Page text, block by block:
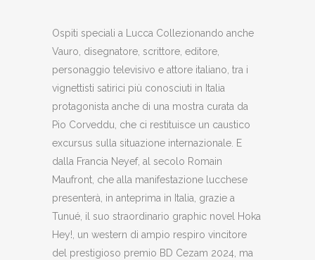
Ospiti speciali a Lucca Collezionando anche
Vauro, disegnatore, scrittore, editore,
personaggio televisivo e attore italiano, tra i
vignettisti satirici più conosciuti in Italia
protagonista anche di una mostra curata da
Pio Corveddu, che ci restituisce un caustico
excursus sulla situazione internazionale. E
dalla Francia Neyef, al secolo Romain
Maufront, che alla manifestazione lucchese
presenterà, in anteprima in Italia, grazie a
Tunué, il suo straordinario graphic novel Hoka
Hey!, un western di ampio respiro vincitore
del prestigioso premio BD Cezam 2024, ma